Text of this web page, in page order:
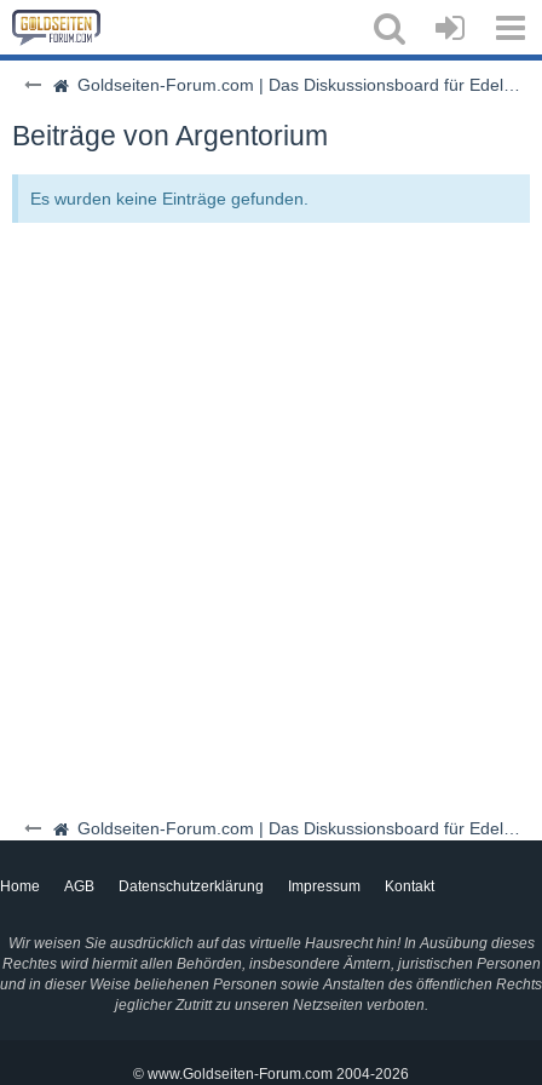
Goldseiten-Forum.com | Das Diskussionsboard für Edelmetalle & Rohstoffe
Goldseiten-Forum.com | Das Diskussionsboard für Edelmetalle & Rohstoffe
Beiträge von Argentorium
Es wurden keine Einträge gefunden.
Home AGB Datenschutzerklärung Impressum Kontakt
Wir weisen Sie ausdrücklich auf das virtuelle Hausrecht hin! In Ausübung dieses
Rechtes wird hiermit allen Behörden, insbesondere Ämtern, juristischen Personen
und in dieser Weise beliehenen Personen sowie Anstalten des öffentlichen Rechts
jeglicher Zutritt zu unseren Netzseiten verboten.
© www.Goldseiten-Forum.com 2004-2026